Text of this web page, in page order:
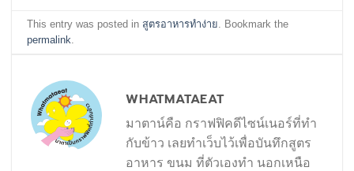
This entry was posted in สูตรอาหารทำง่าย . Bookmark the
permalink
WHATMATAEAT
มาตาน์คือ กราฟฟิคดีไซน์เนอร์ที่ทำ
กับข้าว เลยทำเว็บไว้เพื่อบันทึกสูตร
อาหาร ขนม ที่ตัวเองทำ นอกเหนือ